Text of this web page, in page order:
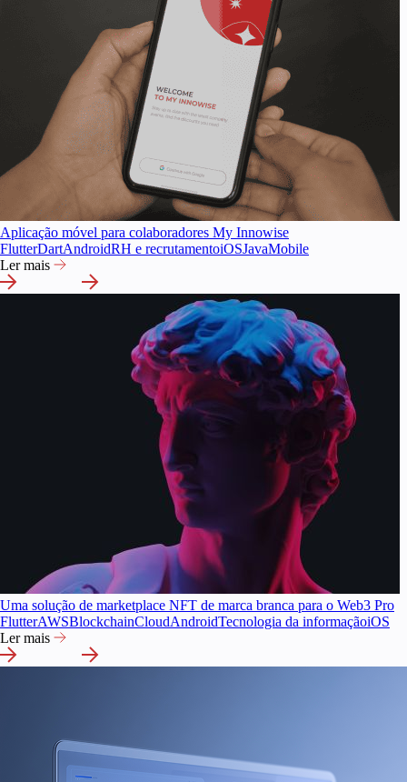
Aplicação móvel para colaboradores My Innowise
FlutterDartAndroidRH e recrutamentoiOSJavaMobile
Ler mais
Uma solução de marketplace NFT de marca branca para o Web3 Pro
FlutterAWSBlockchainCloudAndroidTecnologia da informaçãoiOS
Ler mais